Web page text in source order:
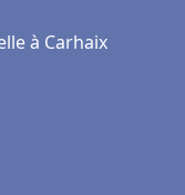
à Carhaix